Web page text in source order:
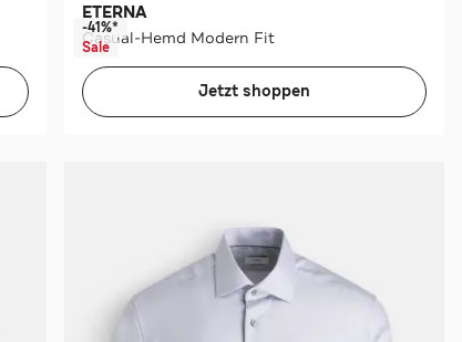
ETERNA
Casual-Hemd Modern Fit
-41%*
Sale
Jetzt shoppen